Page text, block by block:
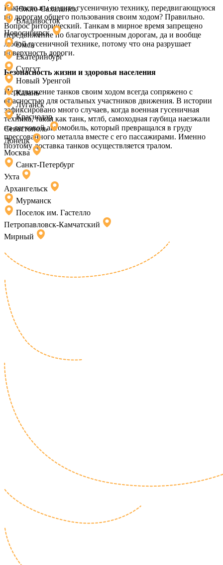
Как часто вы видите гусеничную технику, передвигающуюся
по дорогам общего пользования своим ходом? Правильно.
Вопрос риторический. Танкам в мирное время запрещено
передвижение по благоустроенным дорогам, да и вообще
любой гусеничной технике, потому что она разрушает
поверхность дороги.
Безопасность жизни и здоровья населения
Передвижение танков своим ходом всегда сопряжено с
опасностью для остальных участников движения. В истории
зафиксировано много случаев, когда военная гусеничная
техника, такая как танк, мтлб, самоходная гаубица наезжали
на легковой автомобиль, который превращался в груду
прессованного металла вместе с его пассажирами. Именно
поэтому доставка танков осуществляется тралом.
Южно-Сахалинск
Владивосток
Новосибирск
Омск
Екатеринбург
Сургут
Новый Уренгой
Казань
Луганск
Краснодар
Севастополь
Донецк
Москва
Санкт-Петербург
Ухта
Архангельск
Мурманск
Поселок им. Гастелло
Петропавловск-Камчатский
Мирный